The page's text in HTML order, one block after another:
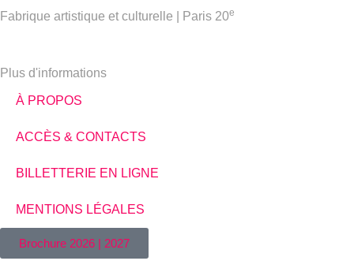
Fabrique artistique et culturelle | Paris 20e
Plus d'informations
À PROPOS
ACCÈS & CONTACTS
BILLETTERIE EN LIGNE
MENTIONS LÉGALES
Brochure 2026 | 2027